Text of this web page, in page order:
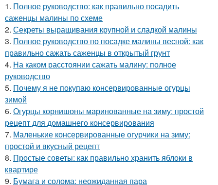
1. Полное руководство: как правильно посадить
саженцы малины по схеме
2. Секреты выращивания крупной и сладкой малины
3. Полное руководство по посадке малины весной: как
правильно сажать саженцы в открытый грунт
4. На каком расстоянии сажать малину: полное
руководство
5. Почему я не покупаю консервированные огурцы
зимой
6. Огурцы корнишоны маринованные на зиму: простой
рецепт для домашнего консервирования
7. Маленькие консервированные огурчики на зиму:
простой и вкусный рецепт
8. Простые советы: как правильно хранить яблоки в
квартире
9. Бумага и солома: неожиданная пара